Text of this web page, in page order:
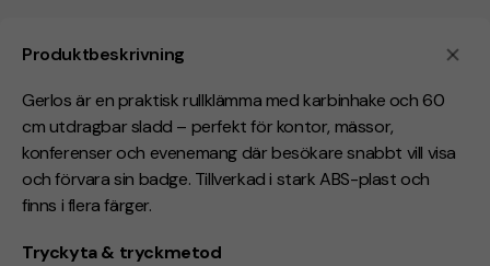
Produktbeskrivning
Gerlos är en praktisk rullklämma med karbinhake och 60
cm utdragbar sladd – perfekt för kontor, mässor,
konferenser och evenemang där besökare snabbt vill visa
och förvara sin badge. Tillverkad i stark ABS-plast och
finns i flera färger.
Tryckyta & tryckmetod